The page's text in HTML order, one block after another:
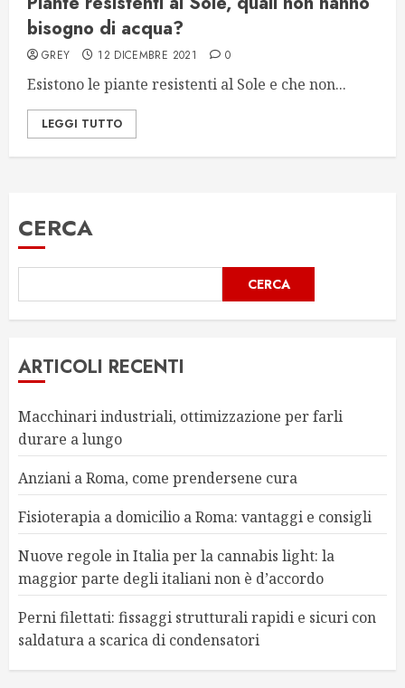
bisogno di acqua?
GREY 12 DICEMBRE 2021 0
Esistono le piante resistenti al Sole e che non...
LEGGI TUTTO
CERCA
CERCA
ARTICOLI RECENTI
Macchinari industriali, ottimizzazione per farli
durare a lungo
Anziani a Roma, come prendersene cura
Fisioterapia a domicilio a Roma: vantaggi e consigli
Nuove regole in Italia per la cannabis light: la
maggior parte degli italiani non è d’accordo
Perni filettati: fissaggi strutturali rapidi e sicuri con
saldatura a scarica di condensatori